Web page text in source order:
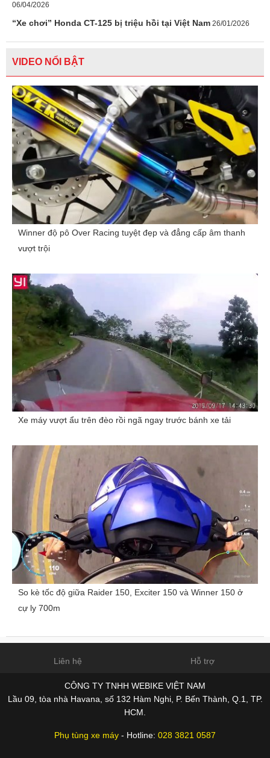
06/04/2026
“Xe chơi” Honda CT-125 bị triệu hồi tại Việt Nam 26/01/2026
VIDEO NỔI BẬT
Winner độ pô Over Racing tuyệt đẹp và đẳng cấp âm thanh
vượt trội
Xe máy vượt ẩu trên đèo rồi ngã ngay trước bánh xe tải
So kè tốc độ giữa Raider 150, Exciter 150 và Winner 150 ở
cự ly 700m
Liên hệ Hỗ trợ
CÔNG TY TNHH WEBIKE VIỆT NAM
Lầu 09, tòa nhà Havana, số 132 Hàm Nghi, P. Bến Thành, Q.1, TP.
HCM.
Phụ tùng xe máy - Hotline: 028 3821 0587